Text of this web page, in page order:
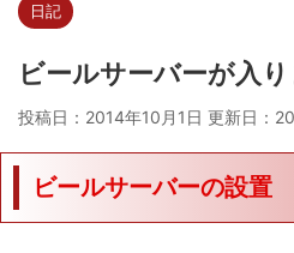
日記
ビールサーバーが入
投稿日：2014年10月1日 更新日：
ビールサーバーの設置